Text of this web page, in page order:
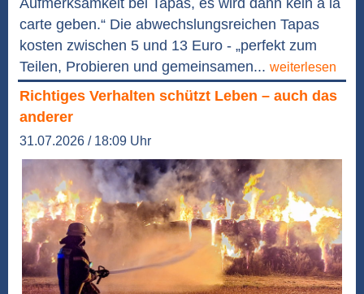
Aufmerksamkeit bei Tapas, es wird dann kein à la
carte geben.“ Die abwechslungsreichen Tapas
kosten zwischen 5 und 13 Euro - „perfekt zum
Teilen, Probieren und gemeinsamen... weiterlesen
Richtiges Verhalten schützt Leben – auch das
anderer
31.07.2026 / 18:09 Uhr